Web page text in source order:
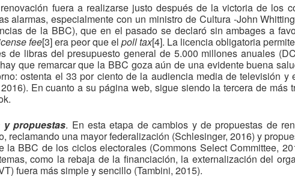
fuera a realizarse justo después de la victoria de los
alarmas, especialmente con un ministro de Cultura -John
de la BBC), que en el pasado se declaró sin ambages a
fee[3] era peor que el poll tax[4]. La licencia obligatoria
de libras del presupuesto general de 5.000 millones anuales
que remarcar que la BBC goza aún de una evidente buena
ostenta el 33 por ciento de la audiencia media de televisión
En cuanto a su página web, sigue siendo la tercera de
y propuestas. En esta etapa de cambios y de propuestas de
reclamando una mayor federalización (Schlesinger, 2016) y
la BBC de los ciclos electorales (Commons Select Committee,
como la rebaja de la financiación, la externalización del
fuera más simple y sencillo (Tambini, 2015).